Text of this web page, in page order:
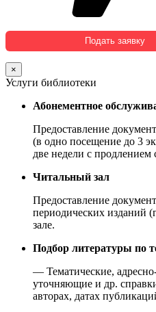
×
Услуги библиотеки
Абонементное
Предоставление
(в одно посещение до 3
две недели с продлением
Читальный зал
Предоставление
периодических изданий
зале.
Подбор литературы по
— Тематические,
уточняющие и др.
авторах, датах